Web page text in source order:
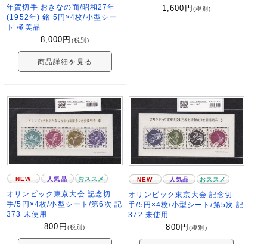
年賀切手 おきなの面/昭和27年
(1952年) 銘 5円×4枚/小型シー
ト 極美品
8,000 円 (税別)
商品詳細を見る
1,600 円 (税別)
NEW 人気品 おススメ
オリンピック東京大会 記念切
手/5円×4枚/小型シート/第6次 記
373 未使用
800 円 (税別)
NEW 人気品 おススメ
オリンピック東京大会 記念切
手/5円×4枚/小型シート/第5次 記
372 未使用
800 円(税別)